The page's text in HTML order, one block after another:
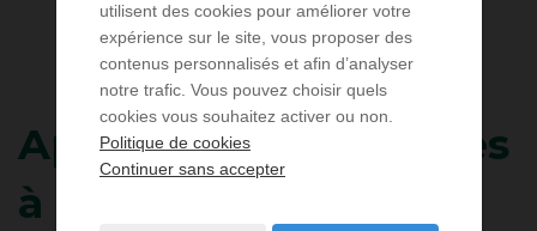
Appartement
3 pièces
à louer pour les
utilisent des cookies pour améliorer votre
expérience sur le site, vous proposer des
contenus personnalisés et afin d’analyser
notre trafic. Vous pouvez choisir quels
cookies vous souhaitez activer ou non.
Politique de cookies
Continuer sans accepter